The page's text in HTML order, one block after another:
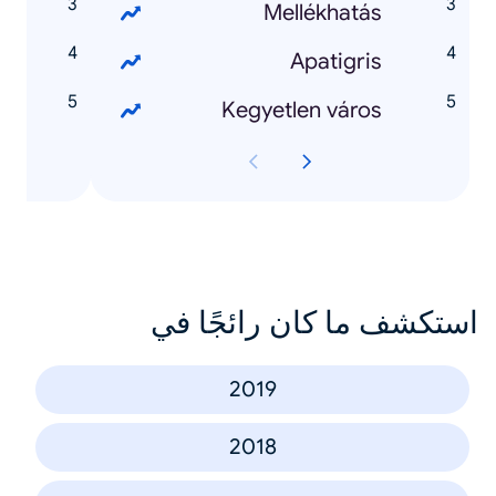
Mellékhatás
Apatigris
Kegyetlen város
استكشف ما كان رائجًا في
2019
2018